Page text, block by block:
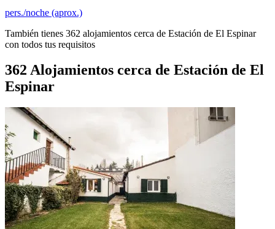
pers./noche (aprox.)
También tienes 362 alojamientos cerca de Estación de El Espinar
con todos tus requisitos
362 Alojamientos cerca de Estación de El
Espinar